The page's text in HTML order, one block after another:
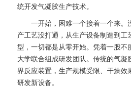
统开发气凝胶生产技术。
一开始，困难一个接着一个来。
产工艺没打通，从生产设备制造到工
型，一切都是从零开始。凭着一股不
大学联合组成研发团队。传统的气凝
界反应装置，生产规模受限、干燥效
研发新设备。